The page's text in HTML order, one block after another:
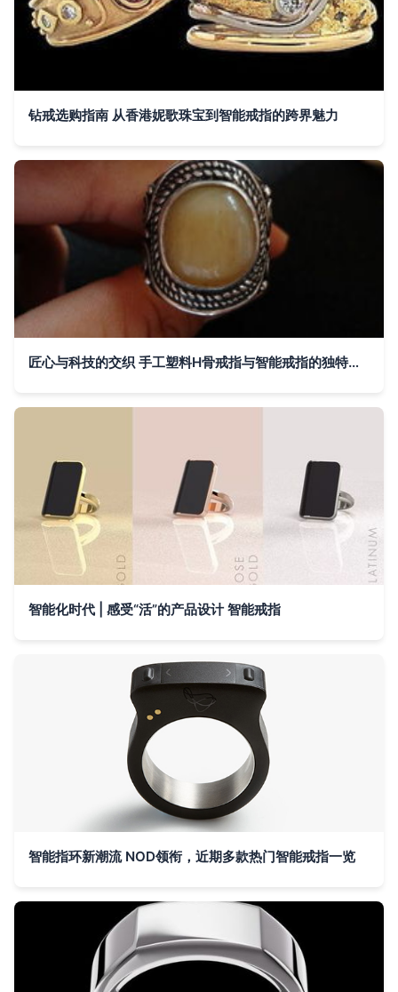
钻戒选购指南 从香港妮歌珠宝到智能戒指的跨界魅力
匠心与科技的交织 手工塑料H骨戒指与智能戒指的独特魅力
智能化时代 | 感受“活”的产品设计 智能戒指
智能指环新潮流 NOD领衔，近期多款热门智能戒指一览